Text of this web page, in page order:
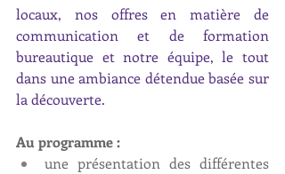
locaux, nos offres en matière de
communication et de formation
bureautique et notre équipe, le tout
dans une ambiance détendue basée sur
la découverte.
Au programme :
une présentation des différentes